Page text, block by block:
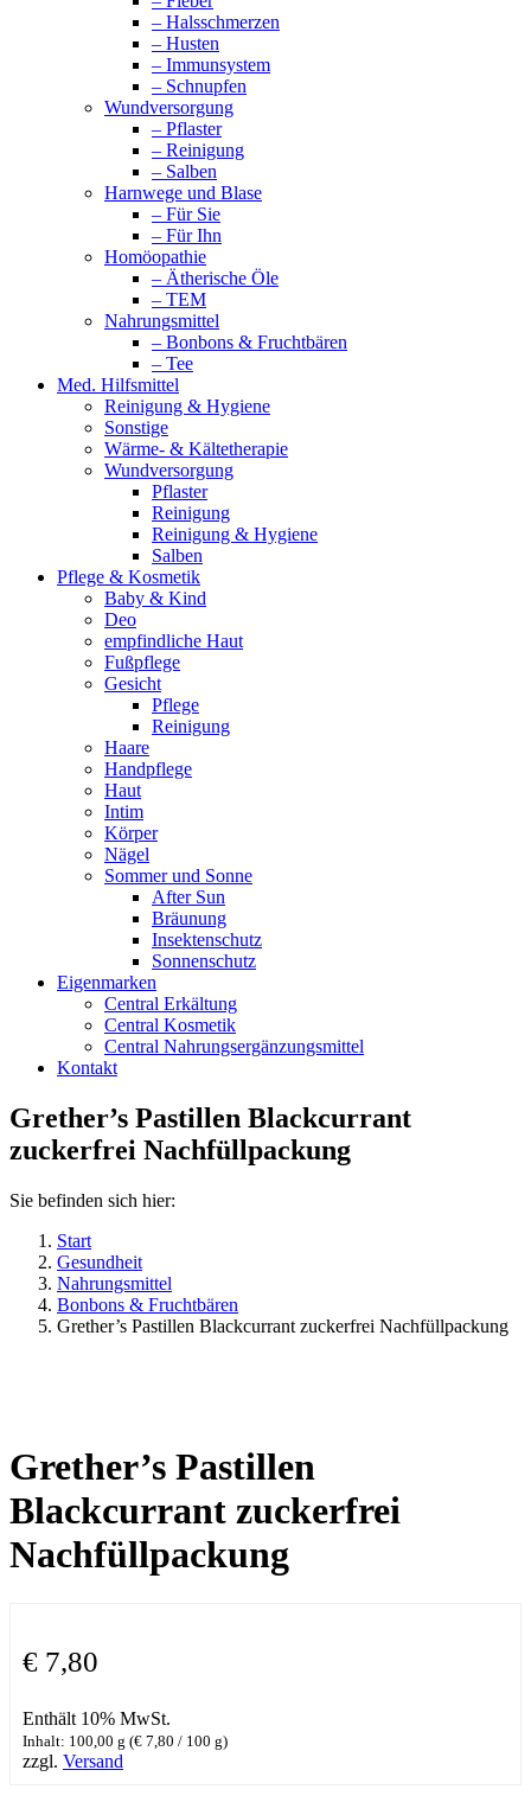
– Halsschmerzen
– Husten
– Immunsystem
– Schnupfen
Wundversorgung
– Pflaster
– Reinigung
– Salben
Harnwege und Blase
– Für Sie
– Für Ihn
Homöopathie
– Ätherische Öle
– TEM
Nahrungsmittel
– Bonbons & Fruchtbären
– Tee
Med. Hilfsmittel
Reinigung & Hygiene
Sonstige
Wärme- & Kältetherapie
Wundversorgung
Pflaster
Reinigung
Reinigung & Hygiene
Salben
Pflege & Kosmetik
Baby & Kind
Deo
empfindliche Haut
Fußpflege
Gesicht
Pflege
Reinigung
Haare
Handpflege
Haut
Intim
Körper
Nägel
Sommer und Sonne
After Sun
Bräunung
Insektenschutz
Sonnenschutz
Eigenmarken
Central Erkältung
Central Kosmetik
Central Nahrungsergänzungsmittel
Kontakt
Grether’s Pastillen Blackcurrant
zuckerfrei Nachfüllpackung
Sie befinden sich hier:
Start
Gesundheit
Nahrungsmittel
Bonbons & Fruchtbären
Grether’s Pastillen Blackcurrant zuckerfrei Nachfüllpackung
Grether’s Pastillen
Blackcurrant zuckerfrei
Nachfüllpackung
€ 7,80
Enthält 10% MwSt.
Inhalt: 100,00 g (€ 7,80 / 100 g)
zzgl. Versand